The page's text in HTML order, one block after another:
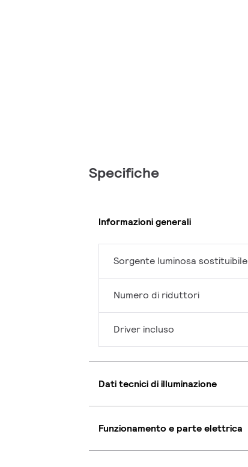
Specifiche
Informazioni generali
Sorgente luminosa sostituibile
Numero di riduttori
Driver incluso
Dati tecnici di illuminazione
Funzionamento e parte elettrica